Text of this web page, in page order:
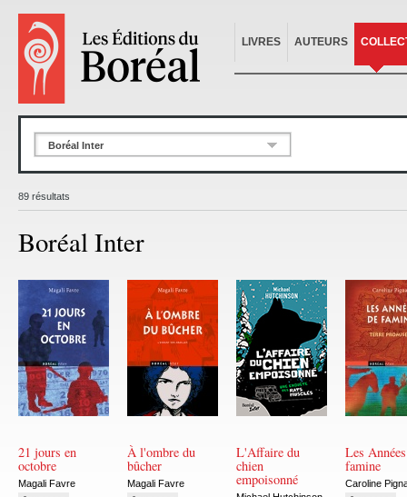
LIVRES AUTEURS
Boréal Inter
89 résultats
Boréal Inter
21 jours en
octobre
Magali Favre
À l'ombre du
bûcher
Magali Favre
L'Affaire du
chien
empoisonné
Les
famine
Caroline